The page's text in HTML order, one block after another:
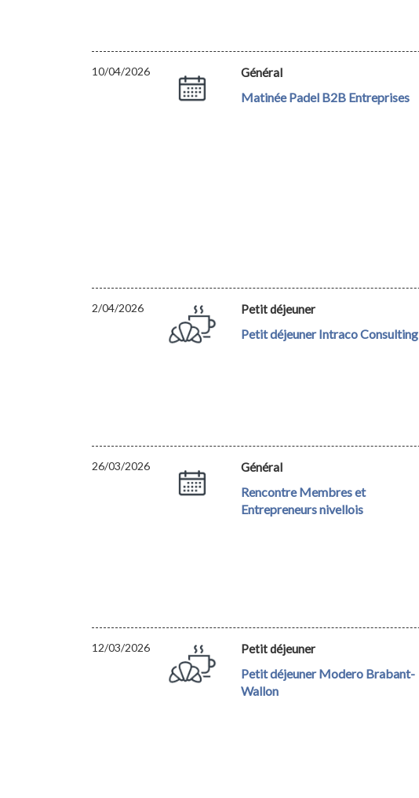
10/04/2026 Général
Matinée Padel B2B Entreprises
2/04/2026 Petit déjeuner
Petit déjeuner Intraco Consulting
26/03/2026 Général
Rencontre Membres et
Entrepreneurs nivellois
12/03/2026 Petit déjeuner
Petit déjeuner Modero Brabant-
Wallon